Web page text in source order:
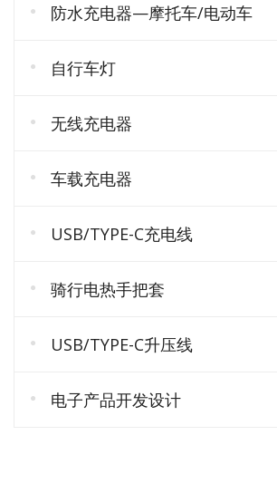
防水充电器—摩托车/电动车
自行车灯
无线充电器
车载充电器
USB/TYPE-C充电线
骑行电热手把套
USB/TYPE-C升压线
电子产品开发设计